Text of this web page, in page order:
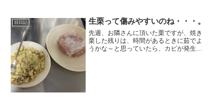
時間をすべてギターの練習に使っていた
なら、飛躍的に上達するだ...
旧日記 生栗って傷みやすいのね・・・。
先週、お隣さんに頂いた栗ですが、焼き
栗した残りは、時間があるときに茹でよ
うかな～と思っていたら、カビが発生し